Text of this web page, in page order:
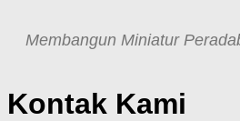
Membangun Miniatur
Kontak Kami